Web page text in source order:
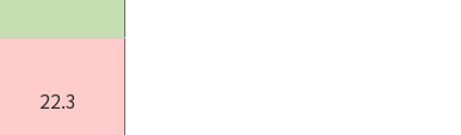
22.3